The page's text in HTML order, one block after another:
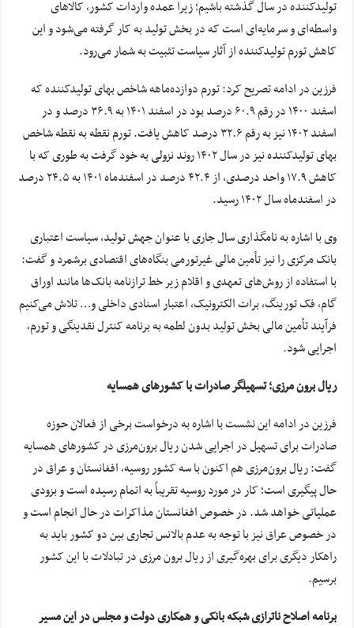
تولیدکننده در سال گذشته باشیم؛ زیرا عمده واردات کشور، کالاهای
واسطه‌ای و سرمایه‌ای است که در بخش تولید به کار گرفته می‌شود و این
کاهش تورم تولیدکننده از آثار سیاست تثبیت به شمار می‌رود.
فرزین در ادامه تصریح کرد: تورم دوازده‌ماهه شاخص بهای تولیدکننده که
اسفند ۱۴۰۰ در رقم ۶۰.۹ درصد بود در اسفند ۱۴۰۱ به ۳۶.۹ درصد و در
اسفند ۱۴۰۲ نیز به رقم ۳۲.۶ درصد کاهش یافت. تورم نقطه به نقطه شاخص
بهای تولیدکننده نیز در سال ۱۴۰۲ روند نزولی به خود گرفت به طوری که با
کاهش ۱۷.۹ واحد درصدی، از ۴۲.۴ درصد در اسفندماه ۱۴۰۱ به ۲۴.۵ درصد
در اسفندماه سال ۱۴۰۲ رسید.
وی با اشاره به نامگذاری سال جاری با عنوان جهش تولید، سیاست اعتباری
بانک مرکزی را نیز تأمین مالی غیرتورمی بنگاه‌های اقتصادی برشمرد و گفت:
با استفاده از روش‌های تعهدی و اقلام زیر خط ترازنامه بانک‌ها مانند اوراق
گام، فک تورینگ، برات الکترونیک، اعتبار اسنادی داخلی و… تلاش می‌کنیم
فرآیند تأمین مالی بخش تولید بدون لطمه به برنامه کنترل نقدینگی و تورم،
اجرایی شود.
ریال برون مرزی؛ تسهیلگر صادرات با کشورهای همسایه
فرزین در ادامه این نشست با اشاره به درخواست برخی از فعالان حوزه
صادرات برای تسهیل در اجرایی شدن ریال برون‌مرزی در کشورهای همسایه
گفت: ریال برون‌مرزی هم اکنون با سه کشور روسیه، افغانستان و عراق در
حال پیگیری است؛ کار در مورد روسیه تقریباً به اتمام رسیده است و بزودی
عملیاتی خواهد شد. در خصوص افغانستان مذاکرات در حال انجام است و
در خصوص عراق نیز با توجه به عدم بالانس تجاری بین دو کشور باید به
راهکار دیگری برای بهره‌گیری از ریال برون مرزی در تبادلات با این کشور
برسیم.
برنامه اصلاح ناترازی شبکه بانکی و همکاری دولت و مجلس در این مسیر